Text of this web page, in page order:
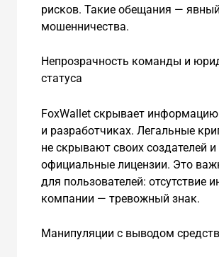
рисков. Такие обещания —
мошенничества.
Непрозрачность команды и
статуса
FoxWallet скрывает
и разработчиках. Легальные
не скрывают своих создателей
официальные лицензии. Это
для пользователей: отсутствие
компании — тревожный знак.
Манипуляции с выводом средств